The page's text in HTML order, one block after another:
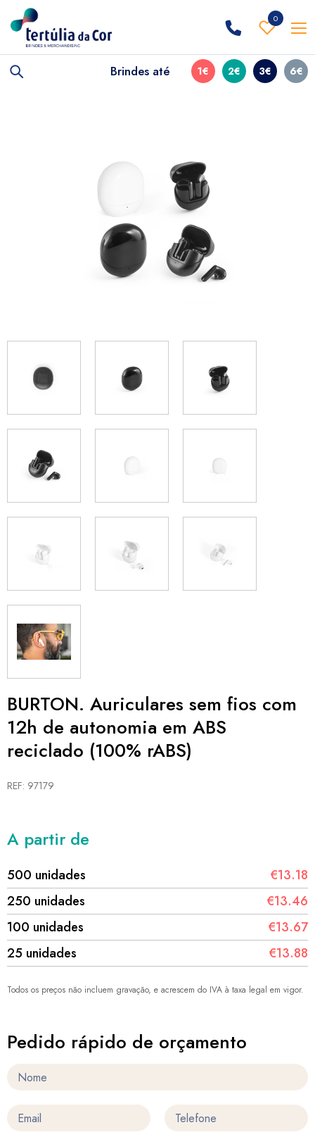
0
Brindes até 1€ 2€ 3€ 6€
BURTON. Auriculares sem fios com
12h de autonomia em ABS
reciclado (100% rABS)
REF: 97179
A partir de
500 unidades
€13.18
250 unidades
€13.46
100 unidades
€13.67
25 unidades
€13.88
Todos os preços não incluem gravação, e acrescem do IVA à taxa legal em vigor.
Pedido rápido de orçamento